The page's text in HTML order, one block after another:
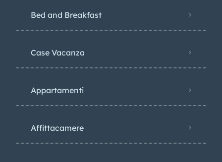
Bed and Breakfast
Case Vacanza
Appartamenti
Affittacamere